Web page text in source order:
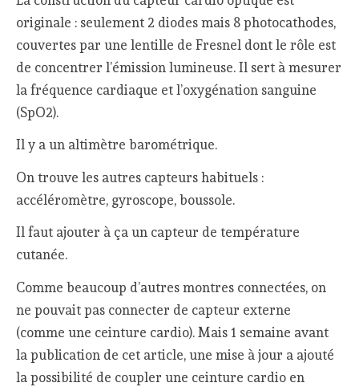
originale : seulement 2 diodes mais 8 photocathodes,
couvertes par une lentille de Fresnel dont le rôle est
de concentrer l’émission lumineuse. Il sert à mesurer
la fréquence cardiaque et l’oxygénation sanguine
(SpO2).
Il y a un altimètre barométrique.
On trouve les autres capteurs habituels :
accéléromètre, gyroscope, boussole.
Il faut ajouter à ça un capteur de température
cutanée.
Comme beaucoup d’autres montres connectées, on
ne pouvait pas connecter de capteur externe
(comme une ceinture cardio). Mais 1 semaine avant
la publication de cet article, une mise à jour a ajouté
la possibilité de coupler une ceinture cardio en